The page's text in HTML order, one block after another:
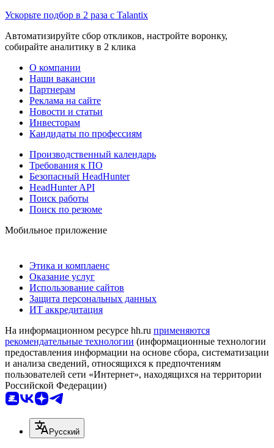
Ускорьте подбор в 2 раза с Talantix
Автоматизируйте сбор откликов, настройте воронку,
собирайте аналитику в 2 клика
О компании
Наши вакансии
Партнерам
Реклама на сайте
Новости и статьи
Инвесторам
Кандидаты по профессиям
Производственный календарь
Требования к ПО
Безопасный HeadHunter
HeadHunter API
Поиск работы
Поиск по резюме
Мобильное приложение
Этика и комплаенс
Оказание услуг
Использование сайтов
Защита персональных данных
ИТ аккредитация
На информационном ресурсе hh.ru применяются
рекомендательные технологии (информационные технологии
предоставления информации на основе сбора, систематизации
и анализа сведений, относящихся к предпочтениям
пользователей сети «Интернет», находящихся на территории
Российской Федерации)
Русский